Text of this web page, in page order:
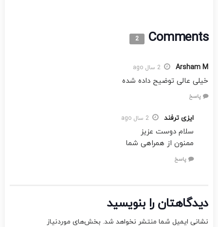
Comments
2
Arsham M 2 سال ago
خیلی عالی توضیح داده شده
پاسخ
ایزی ترفند 2 سال ago
سلام دوست عزیز
ممنون از همراهی شما
پاسخ
دیدگاهتان را بنویسید
نشانی ایمیل شما منتشر نخواهد شد. بخش‌های موردنیاز